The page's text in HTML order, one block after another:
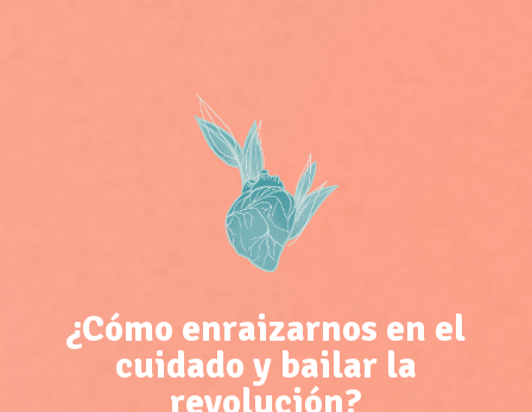
¿Cómo enraizarnos en el
cuidado y bailar la
revolución?